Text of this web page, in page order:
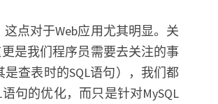
点对于Web应用尤其明显。关
是我们程序员需要去关注的事
查表时的SQL语句），我们都
句的优化，而只是针对MySQL